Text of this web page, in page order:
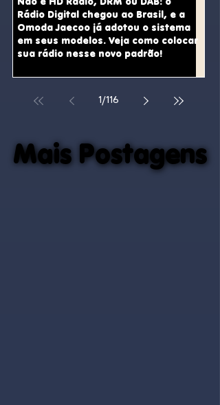
Rádio Digital chegou ao Brasil, e a
Omoda Jaecoo já adotou o sistema
em seus modelos. Veja como colocar
sua rádio nesse novo padrão!
1/116
Mais Postagens
Mais Postagens